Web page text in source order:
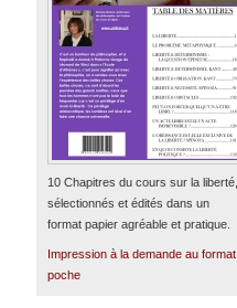
10 Chapitres du cours sur la liberté,
sélectionnés et édités dans un
format papier agréable et pratique.
Impression à la demande au format
poche